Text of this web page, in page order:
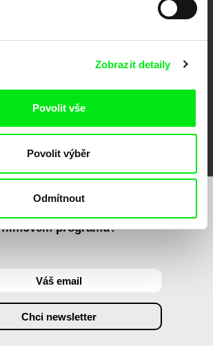
Zobrazit detaily
Povolit vše
Povolit výběr
Odmítnout
MFDF Ji.hlava Visions du Réel
filmovém programu?